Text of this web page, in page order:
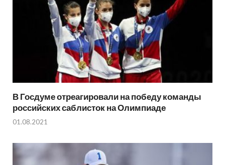
В Госдуме отреагировали на победу команды
российских саблисток на Олимпиаде
01.08.2021